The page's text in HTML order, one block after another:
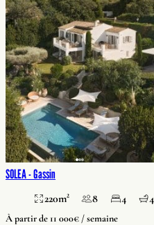
SOLEA -Gassin
220m² 8 4 4
À partir de 11 000€ / semaine